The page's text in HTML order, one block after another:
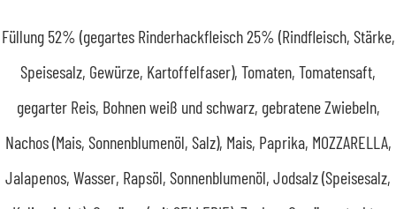
Füllung 52% (gegartes Rinderhackfleisch 25% (Rindfleisch, Stärke,
Speisesalz, Gewürze, Kartoffelfaser), Tomaten, Tomatensaft,
gegarter Reis, Bohnen weiß und schwarz, gebratene Zwiebeln,
Nachos (Mais, Sonnenblumenöl, Salz), Mais, Paprika, MOZZARELLA,
Jalapenos, Wasser, Rapsöl, Sonnenblumenöl, Jodsalz (Speisesalz,